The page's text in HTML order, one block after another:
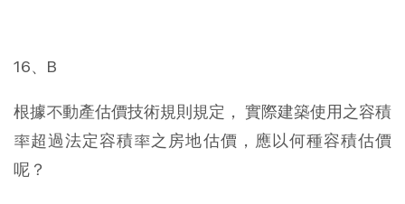
16、B
根據不動產估價技術規則規定， 實際建築使用之容積
率超過法定容積率之房地估價，應以何種容積估價
呢？